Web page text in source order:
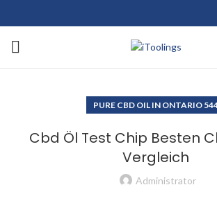
PURE CBD OIL IN ONTARIO
Cbd Öl Test Chip Besten
Vergleich
Administrator